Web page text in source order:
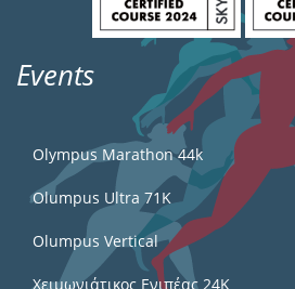
Events
Olympus Marathon 44k
Olumpus Ultra 71K
Olumpus Vertical
Χειμωνιάτικος Ενιπέας 24Κ